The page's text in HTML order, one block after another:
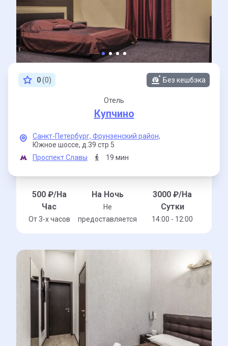
0(0) Без кешбэка
Отель
Купчино
Санкт-Петербург, Фрунзенский район,
Южное шоссе, д.39 стр 5
Проспект Славы
19 мин
500₽/На
Час
От 3-x часов
На Ночь
Не
предоставляется
3000 ₽/На
Сутки
14:00 - 12:00